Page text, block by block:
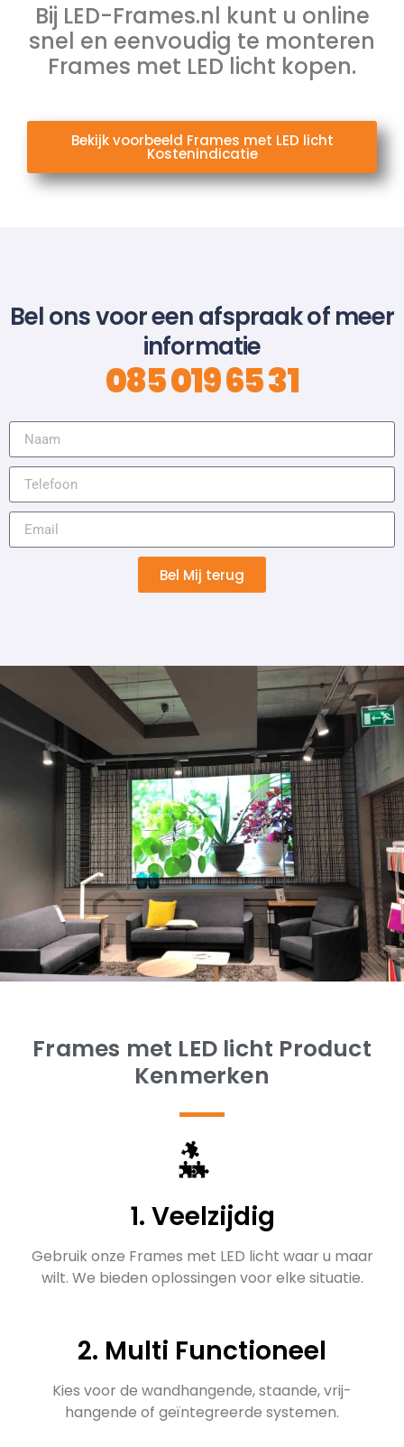
Bij LED-Frames.nl kunt u online
snel en eenvoudig te monteren
Frames met LED licht kopen.
Bekijk voorbeeld Frames met LED licht
Kostenindicatie
Bel ons voor een afspraak of meer
informatie
085 019 65 31
Bel Mij terug
Frames met LED licht Product
Kenmerken
1. Veelzijdig
Gebruik onze Frames met LED licht waar u maar
wilt. We bieden oplossingen voor elke situatie.
2. Multi Functioneel
Kies voor de wandhangende, staande, vrij-
hangende of geïntegreerde systemen.